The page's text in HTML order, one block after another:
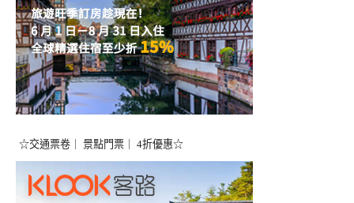
☆交通票卷｜ 景點門票｜ 4折優惠☆